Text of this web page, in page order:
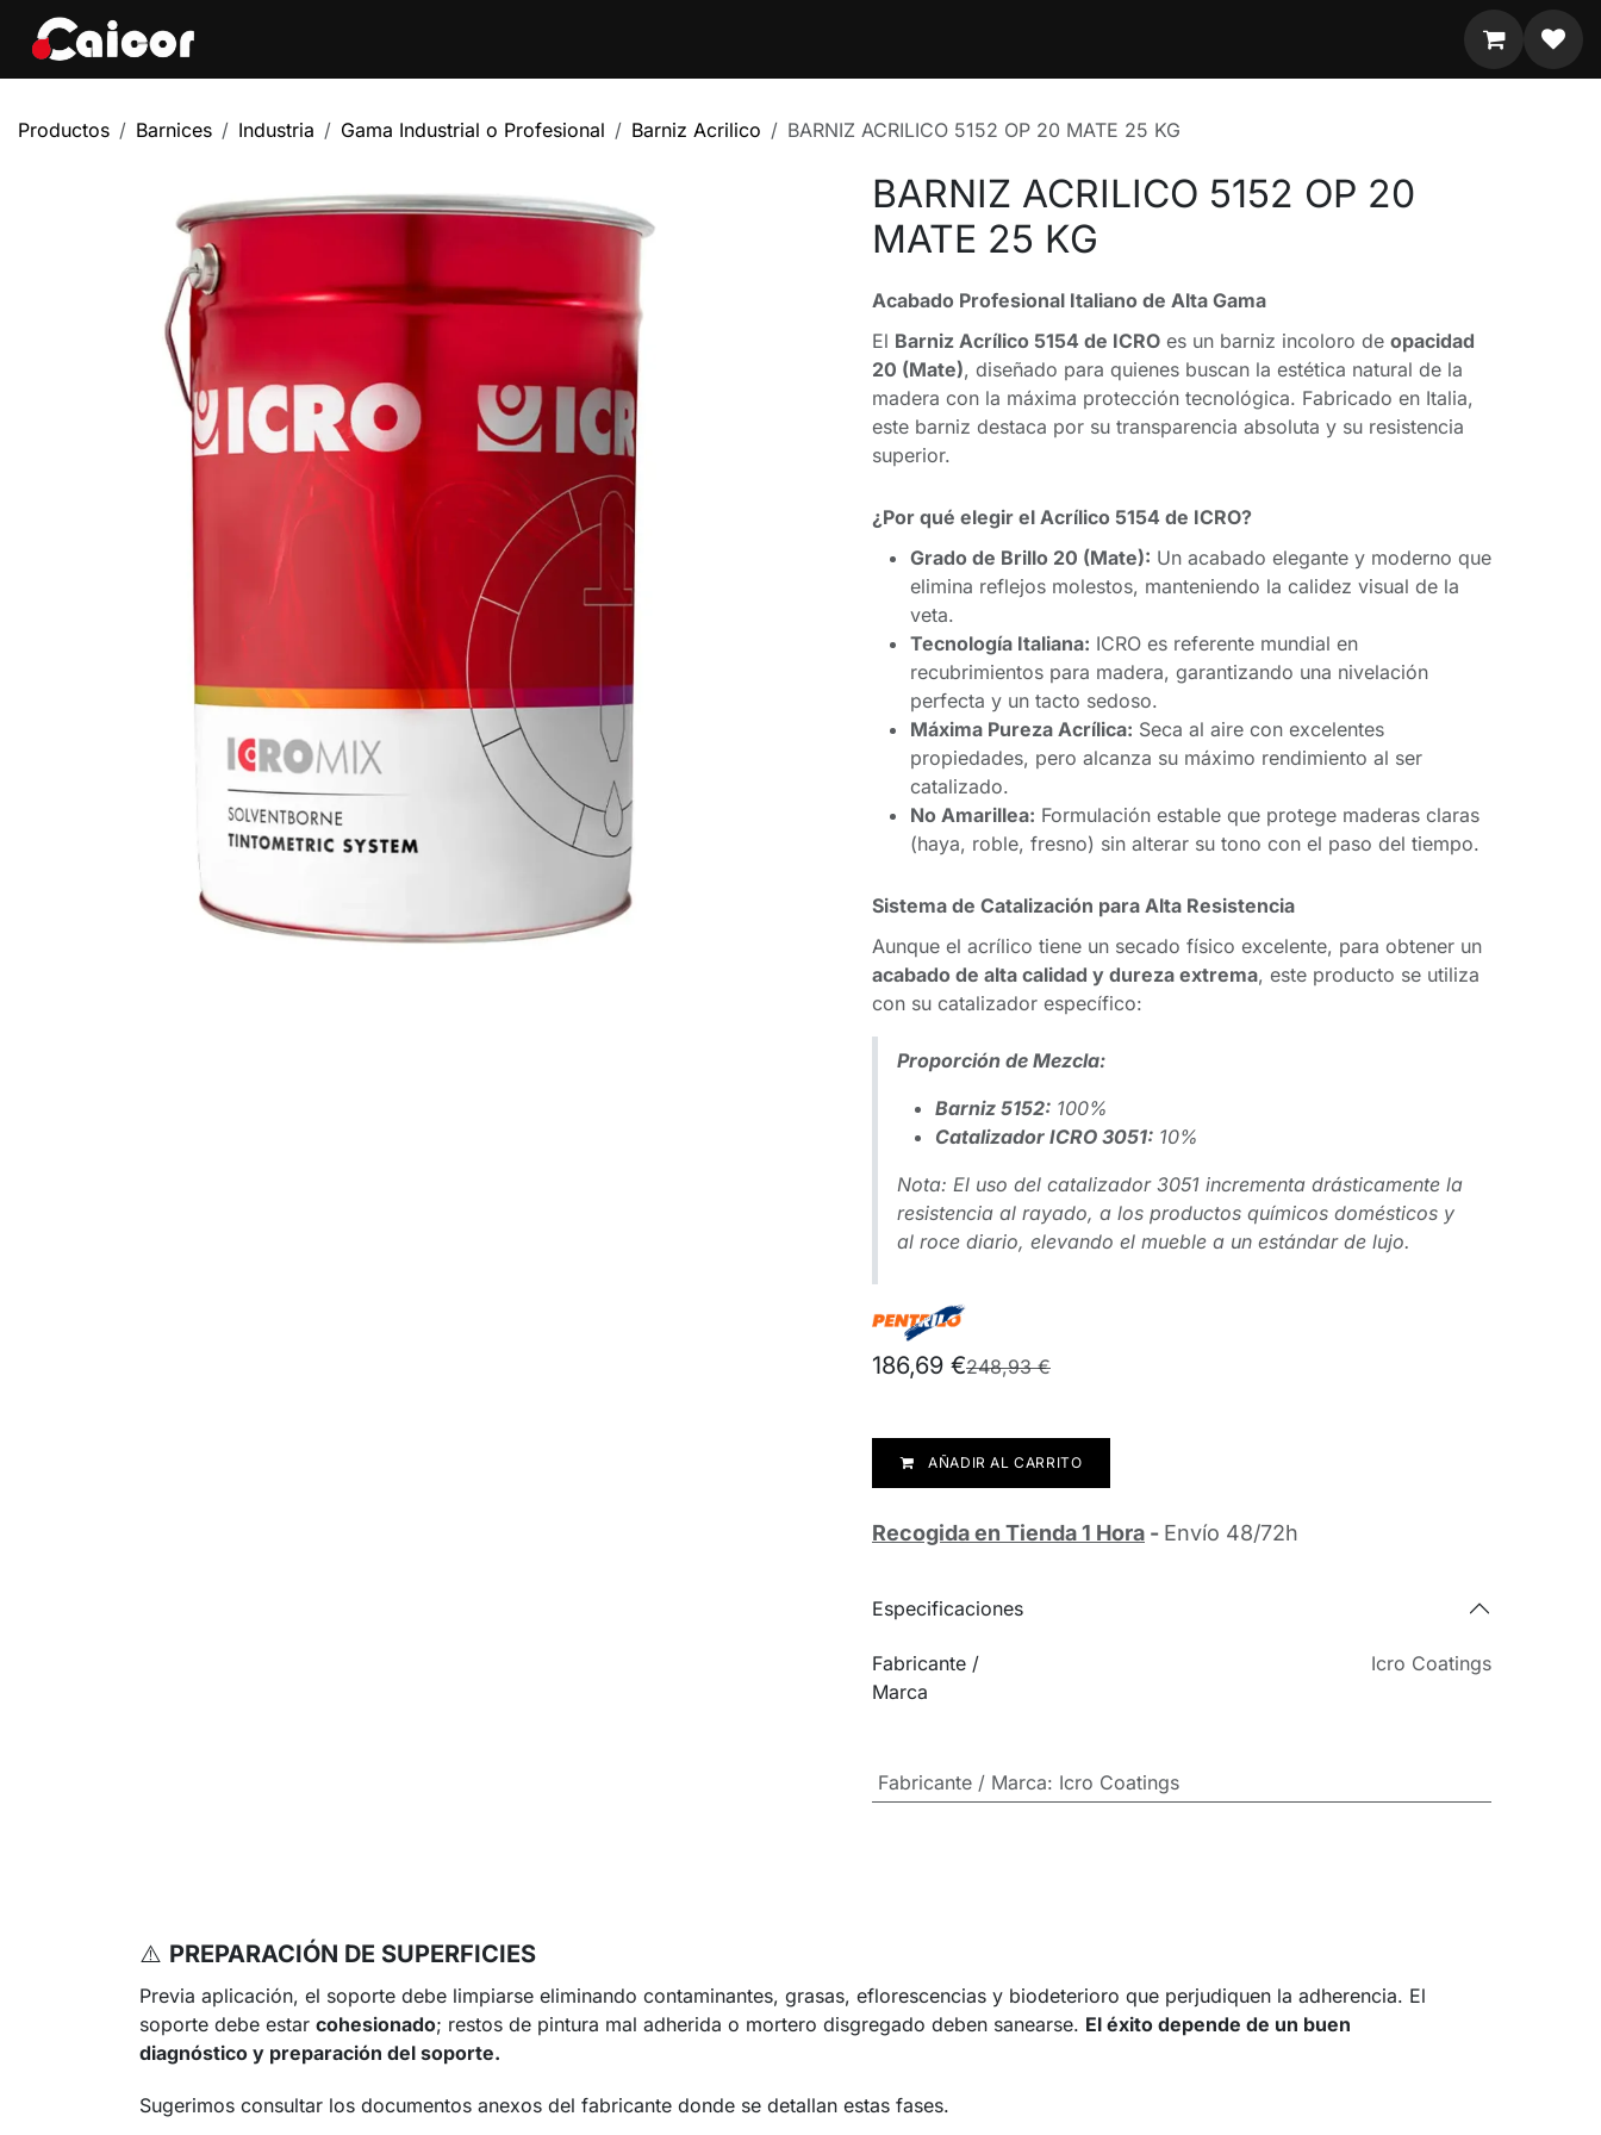
Productos Barnices Industria Gama Industrial o Profesional Barniz Acrilico BARNIZ ACRILICO 5152 OP 20 MATE 25 KG
BARNIZ ACRILICO 5152 OP 20
MATE 25 KG
Acabado Profesional Italiano de Alta Gama
El Barniz Acrílico 5154 de ICRO es un barniz incoloro de opacidad
20 (Mate), diseñado para quienes buscan la estética natural de la
madera con la máxima protección tecnológica. Fabricado en Italia,
este barniz destaca por su transparencia absoluta y su resistencia
superior.
¿Por qué elegir el Acrílico 5154 de ICRO?
Grado de Brillo 20 (Mate): Un acabado elegante y moderno que
elimina reflejos molestos, manteniendo la calidez visual de la
veta.
Tecnología Italiana: ICRO es referente mundial en
recubrimientos para madera, garantizando una nivelación
perfecta y un tacto sedoso.
Máxima Pureza Acrílica: Seca al aire con excelentes
propiedades, pero alcanza su máximo rendimiento al ser
catalizado.
No Amarillea: Formulación estable que protege maderas claras
(haya, roble, fresno) sin alterar su tono con el paso del tiempo.
Sistema de Catalización para Alta Resistencia
Aunque el acrílico tiene un secado físico excelente, para obtener un
acabado de alta calidad y dureza extrema, este producto se utiliza
con su catalizador específico:
Proporción de Mezcla:
Barniz 5152: 100%
Catalizador ICRO 3051: 10%
Nota: El uso del catalizador 3051 incrementa drásticamente la
resistencia al rayado, a los productos químicos domésticos y
al roce diario, elevando el mueble a un estándar de lujo.
186,69 €248,93€
AÑADIR AL CARRITO
Recogida en Tienda 1 Hora - Envío 48/72h
Especificaciones
Fabricante /
Marca
Icro Coatings
Fabricante / Marca: Icro Coatings
⚠️ PREPARACIÓN DE SUPERFICIES
Previa aplicación, el soporte debe limpiarse eliminando contaminantes, grasas, eflorescencias y biodeterioro que perjudiquen la adherencia. El
soporte debe estar cohesionado; restos de pintura mal adherida o mortero disgregado deben sanearse. El éxito depende de un buen
diagnóstico y preparación del soporte.
Sugerimos consultar los documentos anexos del fabricante donde se detallan estas fases.